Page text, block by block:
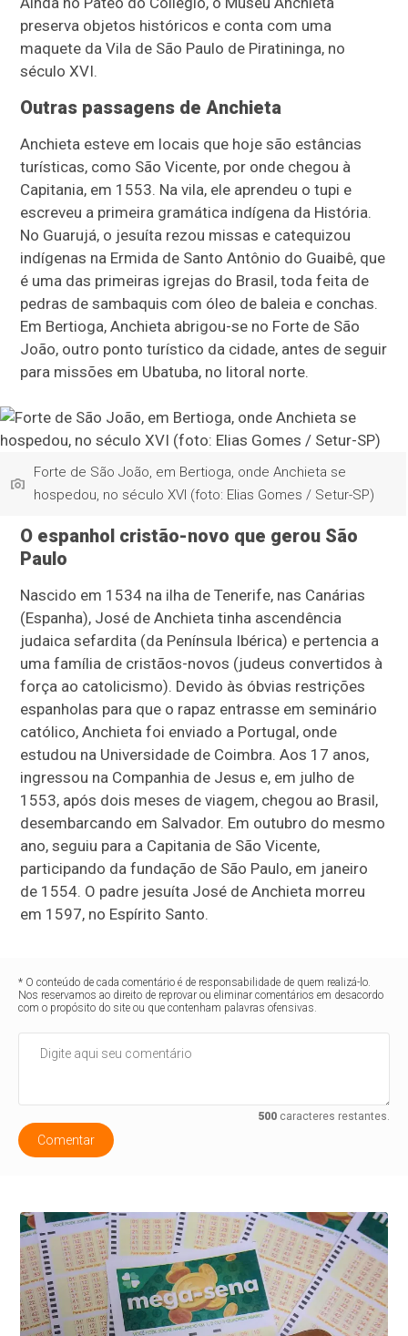
preserva objetos históricos e conta com uma
maquete da Vila de São Paulo de Piratininga, no
século XVI.
Outras passagens de Anchieta
Anchieta esteve em locais que hoje são estâncias
turísticas, como São Vicente, por onde chegou à
Capitania, em 1553. Na vila, ele aprendeu o tupi e
escreveu a primeira gramática indígena da História.
No Guarujá, o jesuíta rezou missas e catequizou
indígenas na Ermida de Santo Antônio do Guaibê, que
é uma das primeiras igrejas do Brasil, toda feita de
pedras de sambaquis com óleo de baleia e conchas.
Em Bertioga, Anchieta abrigou-se no Forte de São
João, outro ponto turístico da cidade, antes de seguir
para missões em Ubatuba, no litoral norte.
Forte de São João, em Bertioga, onde Anchieta se
hospedou, no século XVI (foto: Elias Gomes / Setur-SP)
O espanhol cristão-novo que gerou São
Paulo
Nascido em 1534 na ilha de Tenerife, nas Canárias
(Espanha), José de Anchieta tinha ascendência
judaica sefardita (da Península Ibérica) e pertencia a
uma família de cristãos-novos (judeus convertidos à
força ao catolicismo). Devido às óbvias restrições
espanholas para que o rapaz entrasse em seminário
católico, Anchieta foi enviado a Portugal, onde
estudou na Universidade de Coimbra. Aos 17 anos,
ingressou na Companhia de Jesus e, em julho de
1553, após dois meses de viagem, chegou ao Brasil,
desembarcando em Salvador. Em outubro do mesmo
ano, seguiu para a Capitania de São Vicente,
participando da fundação de São Paulo, em janeiro
de 1554. O padre jesuíta José de Anchieta morreu
em 1597, no Espírito Santo.
* O conteúdo de cada comentário é de responsabilidade de quem realizá-lo.
Nos reservamos ao direito de reprovar ou eliminar comentários em desacordo
com o propósito do site ou que contenham palavras ofensivas.
500caracteres restantes.
Comentar